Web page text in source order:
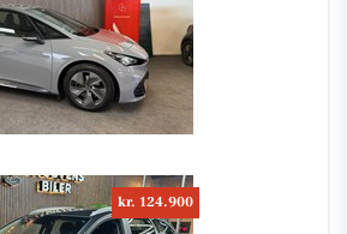
kr. 124.900